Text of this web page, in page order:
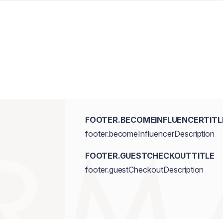
footer.becomeInfluencerDescription
FOOTER.GUESTCHECKOUTTITLE
footer.guestCheckoutDescription